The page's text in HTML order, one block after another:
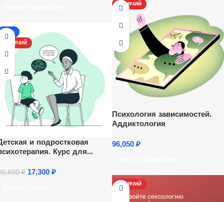
ГОРЯЧИЙ
Психология зависимостей.
Аддиктология
96,050 ₽
-17%
ГОРЯЧИЙ
и подростковая
Курс для
₽ 17,300 ₽
ГОРЯЧИЙ